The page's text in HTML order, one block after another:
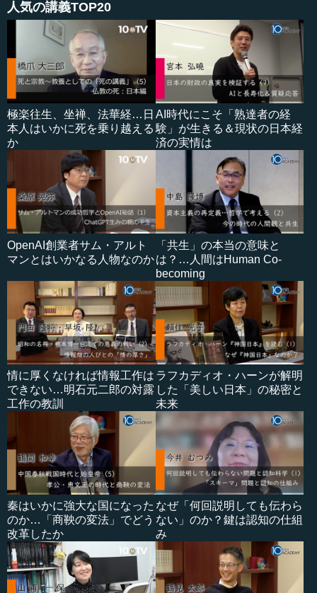
人気の講義TOP20
極楽往生、坐禅、法華経…日
本人はいかに死を乗り越える
か
AI時代にこそ「熟達者の経
験」が生きる＆現状の日本経
済の実情は
OpenAI創業者サム・アルト
マンとはいかなる人物なのか
「共生」の本当の意味と
は？…人間はHuman Co-
becoming
情に厚くなければ情報工作は
できない…明石元二郎の対露
工作の教訓
ラフカディオ・ハーンが解明
した「美しい日本」の秘密と
未来
秦はいかに強大な国になった
のか…「商鞅の変法」でどう
改革したか
なぜ「何回説明しても伝わら
ない」のか？鍵は認知の仕組
み